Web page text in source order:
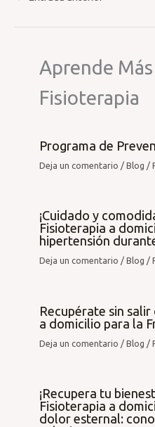
Aprende
Fisioterapia
Programa de
Deja un comentario /Blog /
¡Cuidado y
Fisioterapia a
hipertensión
Deja un comentario /Blog /
Recupérate sin
a domicilio para la
Deja un comentario /Blog /
¡Recupera tu
Fisioterapia a
dolor esternal: